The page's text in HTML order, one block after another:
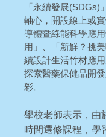
「永續發展
軸心，開設線上或
導體暨綠能科學應
用」、「新鮮？挑
續設計生活竹材應
探索醫藥保健品開
彩。
學校老師表示，由
時間選修課程，學